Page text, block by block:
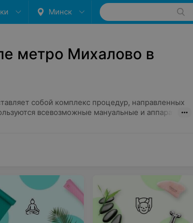
Минск
метро Михалово в
собой комплекс процедур, направленных
всевозможные мануальные и аппаратные